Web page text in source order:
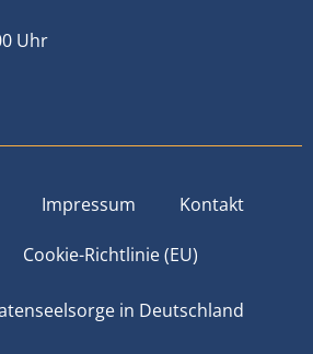
Uhr
Impressum Kontakt
Cookie-Richtlinie (EU)
in Deutschland